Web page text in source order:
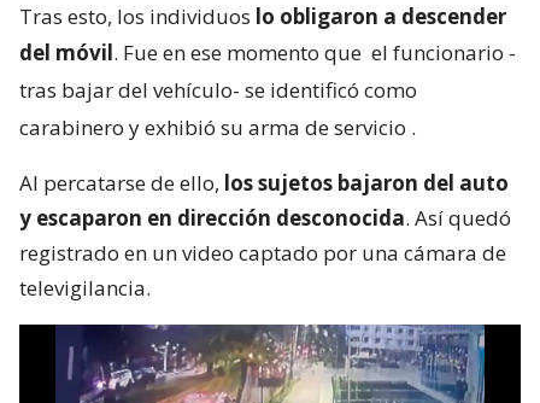
Tras esto, los individuos lo obligaron a descender
del móvil. Fue en ese momento que el funcionario -
tras bajar del vehículo- se identificó como
carabinero y exhibió su arma de servicio .
Al percatarse de ello, los sujetos bajaron del auto
y escaparon en dirección desconocida. Así quedó
registrado en un video captado por una cámara de
televigilancia.